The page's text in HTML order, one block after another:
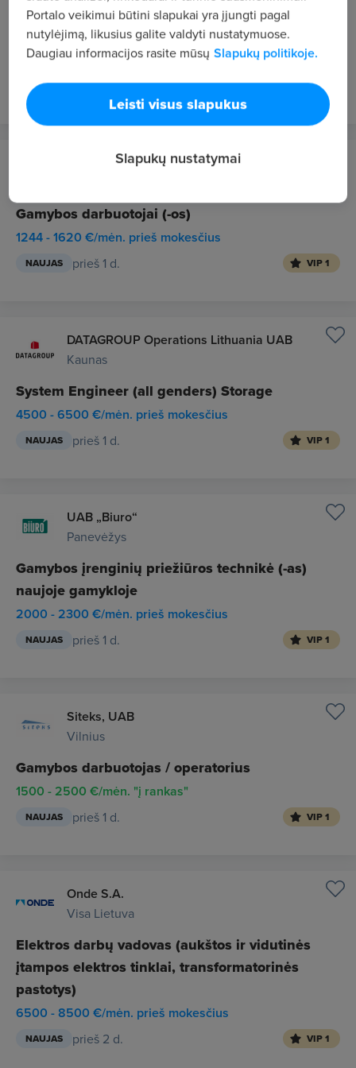
Pardavimų vadybininkas (-ė) - elektriniai
motociklai
1500 €/mėn. "į rankas"
NAUJAS prieš 1 d. VIP 1
UAB „Biuro“
Gamybos darbuotojai (-os)
1244 - 1620 €/mėn. prieš mokesčius
NAUJAS prieš 1 d. VIP 1
DATAGROUP Operations Lithuania UAB
Kaunas
System Engineer (all genders) Storage
4500 - 6500 €/mėn. prieš mokesčius
NAUJAS prieš 1 d. VIP 1
UAB „Biuro“
Panevėžys
Gamybos įrenginių priežiūros technikė (-as)
naujoje gamykloje
2000 - 2300 €/mėn. prieš mokesčius
NAUJAS prieš 1 d. VIP 1
Siteks, UAB
Vilnius
Gamybos darbuotojas / operatorius
1500 - 2500 €/mėn. "į rankas"
NAUJAS prieš 1 d. VIP 1
Onde S.A.
Visa Lietuva
Elektros darbų vadovas (aukštos ir vidutinės
įtampos elektros tinklai, transformatorinės
pastotys)
6500 - 8500 €/mėn. prieš mokesčius
NAUJAS prieš 2 d. VIP 1
Portalo veikimui būtini slapukai yra įjungti pagal
nutylėjimą, likusius galite valdyti nustatymuose.
Daugiau informacijos rasite mūsų Slapukų politikoje.
Leisti visus slapukus
Slapukų nustatymai